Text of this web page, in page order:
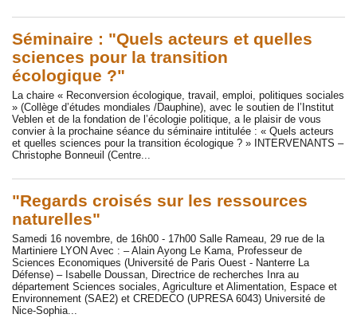
Séminaire : "Quels acteurs et quelles
sciences pour la transition
écologique ?"
La chaire « Reconversion écologique, travail, emploi, politiques sociales
» (Collège d’études mondiales /Dauphine), avec le soutien de l’Institut
Veblen et de la fondation de l’écologie politique, a le plaisir de vous
convier à la prochaine séance du séminaire intitulée : « Quels acteurs
et quelles sciences pour la transition écologique ? » INTERVENANTS –
Christophe Bonneuil (Centre...
"Regards croisés sur les ressources
naturelles"
Samedi 16 novembre, de 16h00 - 17h00 Salle Rameau, 29 rue de la
Martiniere LYON Avec : – Alain Ayong Le Kama, Professeur de
Sciences Economiques (Université de Paris Ouest - Nanterre La
Défense) – Isabelle Doussan, Directrice de recherches Inra au
département Sciences sociales, Agriculture et Alimentation, Espace et
Environnement (SAE2) et CREDECO (UPRESA 6043) Université de
Nice-Sophia...